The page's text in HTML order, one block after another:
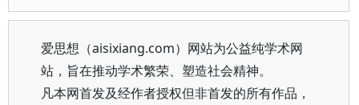
爱思想（aisixiang.com）网站为公益纯学术网
站，旨在推动学术繁荣、塑造社会精神。
凡本网首发及经作者授权但非首发的所有作品，